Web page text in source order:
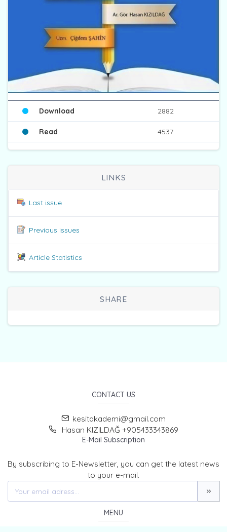
Download 2882
Read 4537
LINKS
Last issue
Previous issues
Article Statistics
SHARE
CONTACT US
kesitakademi@gmail.com
Hasan KIZILDAĞ +905433343869
E-Mail Subscription
By subscribing to E-Newsletter, you can get the latest news
to your e-mail.
MENU